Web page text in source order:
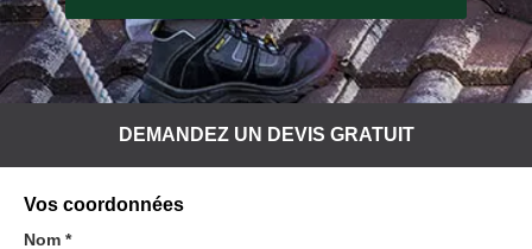
DEMANDEZ UN DEVIS GRATUIT
Vos coordonnées
Nom *